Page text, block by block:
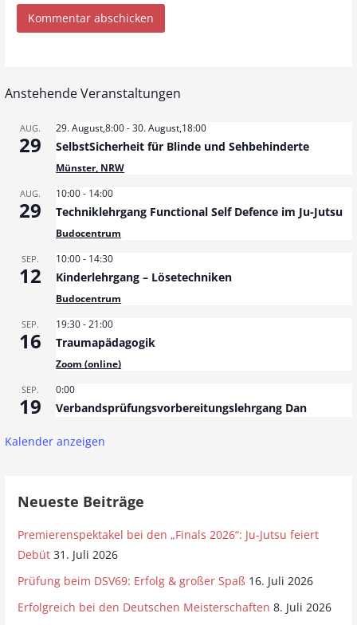
Anstehende Veranstaltungen
AUG.
29
29. August,8:00-30. August,18:00
SelbstSicherheit für Blinde und Sehbehinderte
Münster, NRW
AUG.
29
10:00- 14:00
Techniklehrgang Functional Self Defence im Ju-Jutsu
Budocentrum
SEP.
12
10:00- 14:30
Kinderlehrgang – Lösetechniken
Budocentrum
SEP.
16
19:30-21:00
Traumapädagogik
Zoom (online)
SEP.
19
0:00
Verbandsprüfungsvorbereitungslehrgang Dan
Kalender anzeigen
Neueste Beiträge
Premierenspektakel bei den „Finals 2026“: Ju-Jutsu feiert
Debüt 31. Juli 2026
Prüfung beim DSV69: Erfolg & großer Spaß 16. Juli 2026
Erfolgreich bei den Deutschen Meisterschaften 8. Juli 2026